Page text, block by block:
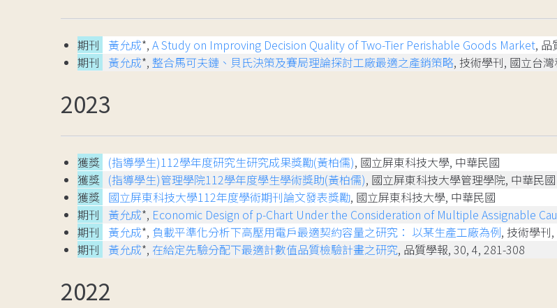
期刊 黃允成*, A Study on Improving Decision Quality of Two-Tier Perishable Goods Market, 品
期刊
黃允成*, 整合馬可夫鏈、貝氏決策及賽局理論探討工廠最適之產銷策略, 技術學刊, 國立台
2023
獲獎 (指導學生)112學年度研究生研究成果獎勵(黃柏儒), 國立屏東科技大學, 中華民國
獲獎 (指導學生)管理學院112學年度學生學術獎助(黃柏儒), 國立屏東科技大學管理學院, 中華民國
獲獎 國立屏東科技大學112年度學術期刊論文發表獎勵, 國立屏東科技大學, 中華民國
期刊
黃允成*, Economic Design of p-Chart Under the Consideration of Multiple Assignable
期刊
黃允成*, 負載平準化分析下高壓用電戶最適契約容量之研究： 以某生產工廠為例, 技術學刊
期刊
黃允成*, 在給定先驗分配下最適計數值品質檢驗計畫之研究, 品質學報, 30, 4, 281-308
2022